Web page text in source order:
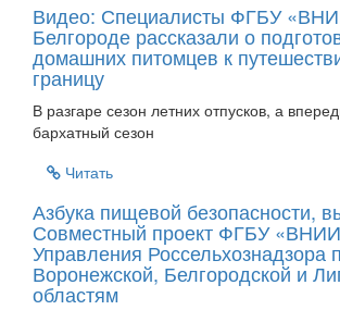
Видео: Специалисты ФГБУ
Белгороде рассказали о
домашних питомцев к
границу
В разгаре сезон летних отпусков, а
бархатный сезон
Читать
Азбука пищевой безопасности,
Совместный проект ФГБУ
Управления Россельхознадзора
Воронежской, Белгородской и
областям